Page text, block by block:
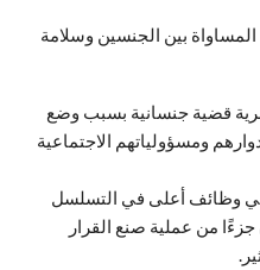
بين الجنسين وسلامة
قضية جنسانية بسبب وضع
ومسؤولياتهم الاجتماعية
وظائف أعلى في التسلسل
من عملية صنع القرار